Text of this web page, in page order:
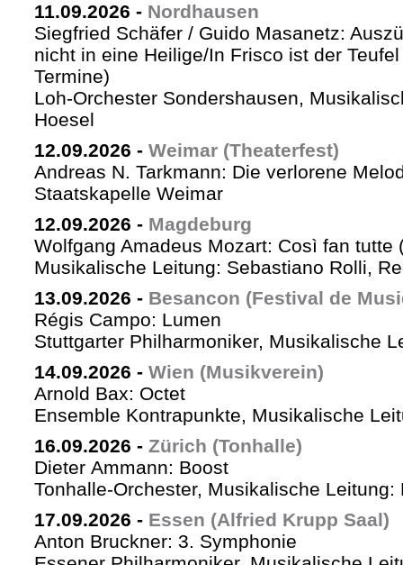
11.09.2026 - Nordhausen
Siegfried Schäfer / Guido Masanetz:
nicht in eine Heilige/In Frisco ist der
Termine)
Loh-Orchester Sondershausen,
Hoesel
12.09.2026 - Weimar (Theaterfest)
Andreas N. Tarkmann: Die verlorene
Staatskapelle Weimar
12.09.2026 - Magdeburg
Wolfgang Amadeus Mozart: Così fan tutte
Musikalische Leitung: Sebastiano Rolli,
13.09.2026 - Besancon (Festival de
Régis Campo: Lumen
Stuttgarter Philharmoniker, Musikalische
14.09.2026 - Wien (Musikverein)
Arnold Bax: Octet
Ensemble Kontrapunkte, Musikalische
16.09.2026 - Zürich (Tonhalle)
Dieter Ammann: Boost
Tonhalle-Orchester, Musikalische Leitung:
17.09.2026 - Essen (Alfried Krupp Saal)
Anton Bruckner: 3. Symphonie